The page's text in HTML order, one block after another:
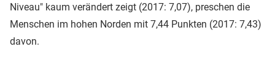
Niveau" kaum verändert zeigt (2017: 7,07), preschen die
Menschen im hohen Norden mit 7,44 Punkten (2017: 7,43)
davon.